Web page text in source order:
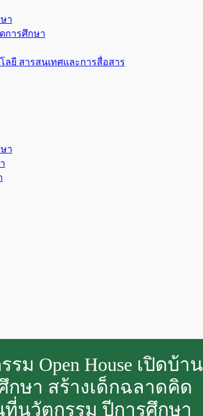
า
การศึกษา
ลยี สารสนเทศและการสื่อสาร
า
ม Open House เปิดบ้าน
กษา สร้างเด็กฉลาดคิด
นวัตกรรม ปีการศึกษา